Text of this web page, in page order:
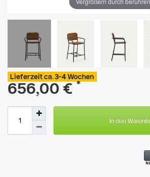
Lieferzeit ca. 3-4 Wochen
656,00 € *
In den